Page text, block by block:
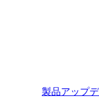
製品アップ